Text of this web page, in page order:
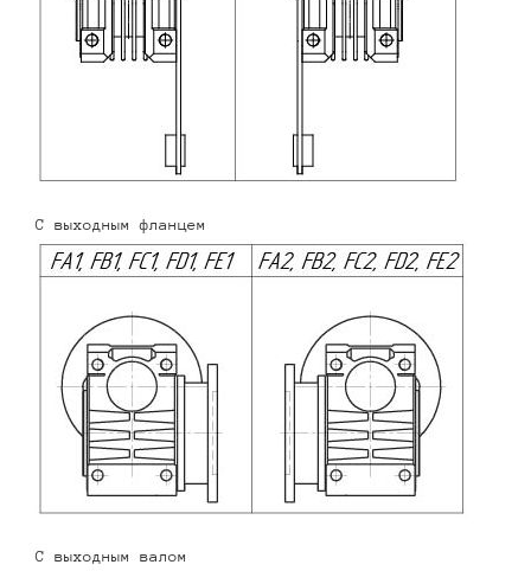
С выходным фланцем
С выходным валом